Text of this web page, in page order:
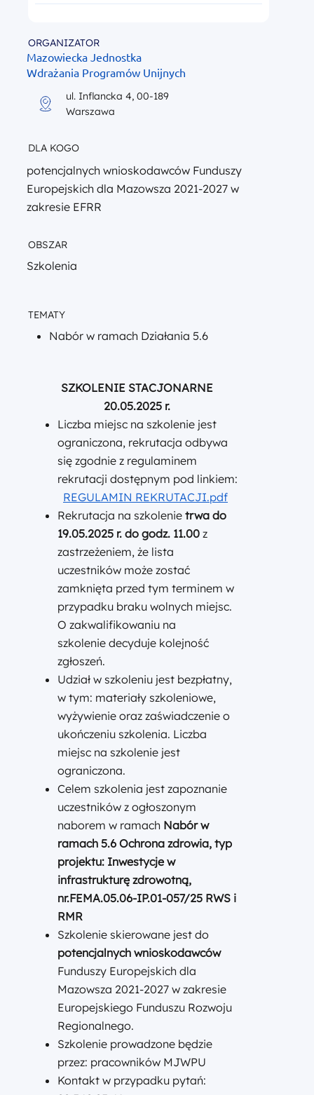
DLA KOGO
potencjalnych wnioskodawców Funduszy
Europejskich dla Mazowsza 2021-2027 w
zakresie EFRR
OBSZAR
Szkolenia
TEMATY
Nabór w ramach Działania 5.6
SZKOLENIE STACJONARNE
20.05.2025 r.
Liczba miejsc na szkolenie jest
ograniczona, rekrutacja odbywa
się zgodnie z regulaminem
rekrutacji dostępnym pod linkiem:
REGULAMIN REKRUTACJI.pdf
Rekrutacja na szkolenie trwa do
19.05.2025 r. do godz. 11.00 z
zastrzeżeniem, że lista
uczestników może zostać
zamknięta przed tym terminem w
przypadku braku wolnych miejsc.
O zakwalifikowaniu na
szkolenie decyduje kolejność
zgłoszeń.
Udział w szkoleniu jest bezpłatny,
w tym: materiały szkoleniowe,
wyżywienie oraz zaświadczenie o
ukończeniu szkolenia. Liczba
miejsc na szkolenie jest
ograniczona.
Celem szkolenia jest zapoznanie
uczestników z ogłoszonym
naborem w ramach Nabór w
ramach 5.6 Ochrona zdrowia, typ
projektu: Inwestycje w
infrastrukturę zdrowotną,
nr.FEMA.05.06-IP.01-057/25 RWS i
RMR
Szkolenie skierowane jest do
potencjalnych wnioskodawców
Funduszy Europejskich dla
Mazowsza 2021-2027 w zakresie
Europejskiego Funduszu Rozwoju
Regionalnego.
Szkolenie prowadzone będzie
przez: pracowników MJWPU
Kontakt w przypadku pytań:
ORGANIZATOR
Mazowiecka Jednostka
Wdrażania Programów Unijnych
ul. Inflancka 4, 00-189
Warszawa